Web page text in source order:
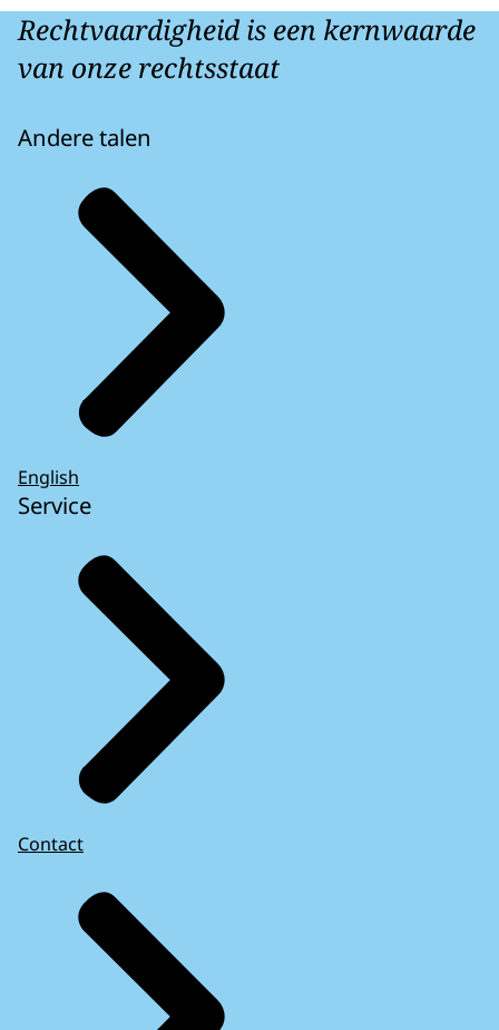
Rechtvaardigheid is een kernwaarde
van onze rechtsstaat
Andere talen
English
Service
Contact